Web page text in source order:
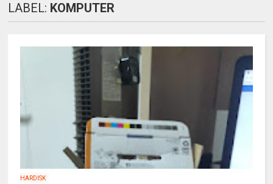
LABEL: KOMPUTER
HARDISK